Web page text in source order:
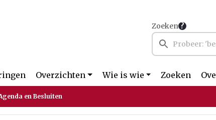
Zoeken
Overzichten Wie is wie Zoeken
en Besluiten